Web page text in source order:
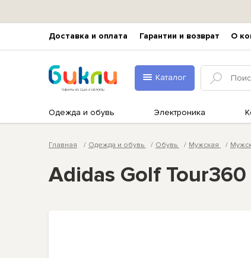
Доставка и оплата Гарантии и возврат О
Каталог
Одежда и обувь Электроника
Главная Одежда и обувь Обувь Мужская
Adidas Golf